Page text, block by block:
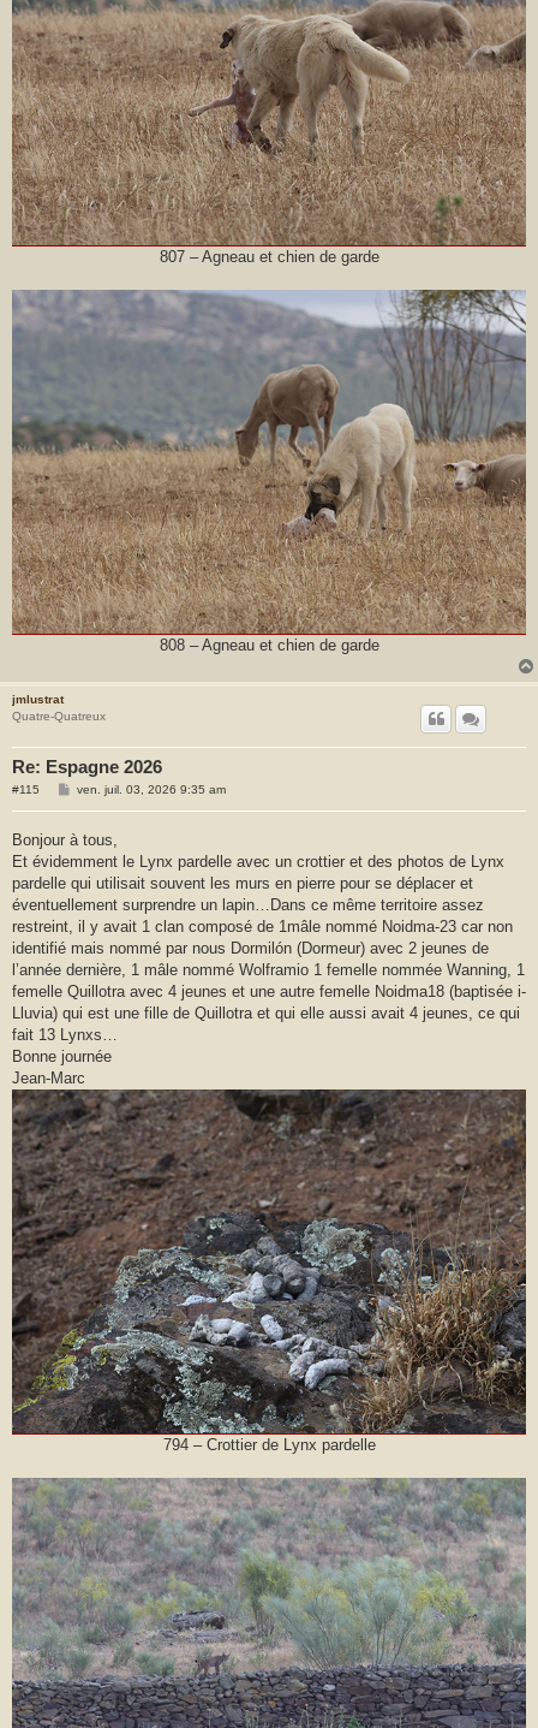
807 – Agneau et chien de garde
808 – Agneau et chien de garde
jmlustrat
Quatre-Quatreux
Re: Espagne 2026
#115
M
s
a
g
ven. juil. 03, 2026 9:35 am
Bonjour à tous,
Et évidemment le Lynx pardelle avec un crottier et des photos de Lynx
pardelle qui utilisait souvent les murs en pierre pour se déplacer et
éventuellement surprendre un lapin…Dans ce même territoire assez
restreint, il y avait 1 clan composé de 1mâle nommé Noidma-23 car non
identifié mais nommé par nous Dormilón (Dormeur) avec 2 jeunes de
l’année dernière, 1 mâle nommé Wolframio 1 femelle nommée Wanning, 1
femelle Quillotra avec 4 jeunes et une autre femelle Noidma18 (baptisée i-
Lluvia) qui est une fille de Quillotra et qui elle aussi avait 4 jeunes, ce qui
fait 13 Lynxs…
Bonne journée
Jean-Marc
794 – Crottier de Lynx pardelle